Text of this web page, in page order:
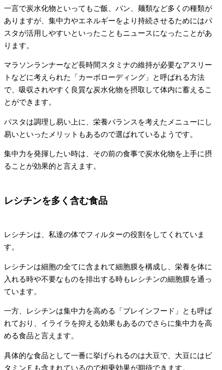
一言で炭水化物といってもご飯、パン、麺類など多くの種類が
ありますが、集中力やエネルギーをより持続させるためにはパ
スタが活用しやすいといったこともニュースになったことがあ
ります。
マラソンランナーなど長時間スタミナの維持が必要なアスリー
トなどに考えられた「カーボローディング」と呼ばれる方法
で、吸収されやすく良質な炭水化物を摂取して体内に蓄えるこ
とができます。
パスタは調理し易い上に、栄養バランスを考えたメニューにし
易いといったメリットもあるので選ばれているようです。
集中力を発揮したい時は、その前の食事で炭水化物を上手に摂
ることが効果的と言えます。
レシチンを多く含む食品
レシチンは、私達の体でフィルターの役割をしてくれていま
す。
レシチンは細胞の全てに含まれて細胞膜を構成し、栄養を体に
入れる時や不要なものを排出する時もレシチンの細胞膜を通っ
ています。
一方、レシチンは集中力を高める「ブレインフード」とも呼ば
れており、イライラを抑える効果もあるのでさらに集中力を高
める食品と言えます。
具体的な食品として一番に挙げられるのは大豆で、大豆にはビ
タミンＥも含まれているので相乗効果が期待できます。